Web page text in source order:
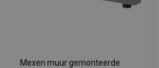
Mexen muur gemonteerde